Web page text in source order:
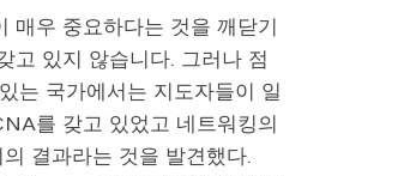
매우 중요하다는 것을 깨닫기
고 있지 않습니다. 그러나 점
는 국가에서는 지도자들이 일
를 갖고 있었고 네트워킹의
결과라는 것을 발견했다.